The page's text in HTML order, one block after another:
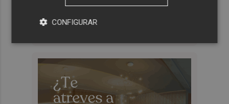
CONFIGURAR